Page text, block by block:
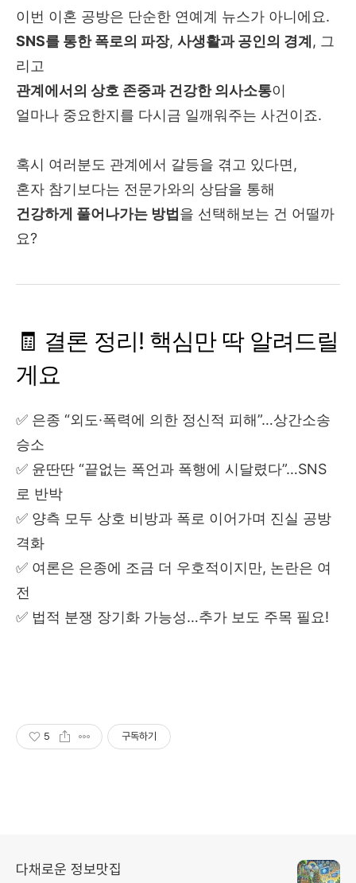
이번 이혼 공방은 단순한 연예계 뉴스가 아니에요.
SNS를 통한 폭로의 파장, 사생활과 공인의 경계 , 그
리고
관계에서의 상호 존중과 건강한 의사소통이
얼마나 중요한지를 다시금 일깨워주는 사건이죠.
혹시 여러분도 관계에서 갈등을 겪고 있다면,
혼자 참기보다는 전문가와의 상담을 통해
건강하게 풀어나가는 방법 을 선택해보는 건 어떨까
요?
🧾 결론 정리! 핵심만 딱 알려드릴
게요
✅ 은종 “외도·폭력에 의한 정신적 피해”…상간소송
승소
✅ 윤딴딴 “끝없는 폭언과 폭행에 시달렸다”…SNS
로 반박
✅ 양측 모두 상호 비방과 폭로 이어가며 진실 공방
격화
✅ 여론은 은종에 조금 더 우호적이지만, 논란은 여
전
✅ 법적 분쟁 장기화 가능성…추가 보도 주목 필요!
5 구독하기
다채로운 정보맛집